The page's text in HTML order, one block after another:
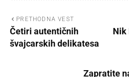
PRETHODNA VEST
Četiri autentičnih
švajcarskih delikatesa
Nik
Zapratite